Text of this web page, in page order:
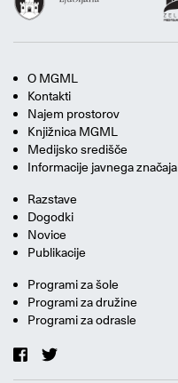
O MGML
Kontakti
Najem prostorov
Knjižnica MGML
Medijsko središče
Informacije javnega značaja
Razstave
Dogodki
Novice
Publikacije
Programi za šole
Programi za družine
Programi za odrasle